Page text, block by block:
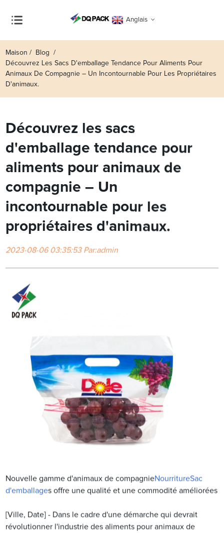
Anglais
Maison
Blog
Découvrez Les Sacs D'emballage Tendance Pour Aliments Pour
Animaux De Compagnie – Un Incontournable Pour Les Propriétaires
D'animaux.
Découvrez les sacs
d'emballage tendance pour
aliments pour animaux de
compagnie – Un
incontournable pour les
propriétaires d'animaux.
2023-08-06 03:35:53 Par:admin
Nouvelle gamme d'animaux de compagnieNourritureSac
d'emballages offre une qualité et une commodité améliorées
[Ville, Date] - Dans le cadre d'une démarche qui devrait
révolutionner l'industrie des aliments pour animaux de